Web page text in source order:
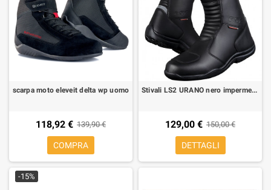
scarpa moto eleveit delta wp uomo
118,92 € 139,90 €
COMPRA
Stivali LS2 URANO nero impermeabili
129,00 € 150,00 €
DETTAGLI
-15%